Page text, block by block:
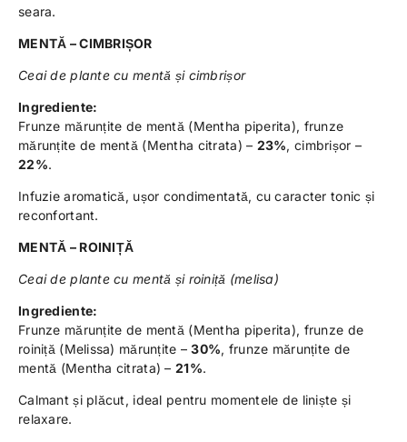
seara.
MENTĂ – CIMBRIȘOR
Ceai de plante cu mentă și cimbrișor
Ingrediente:
Frunze mărunțite de mentă (Mentha piperita), frunze
mărunțite de mentă (Mentha citrata) – 23%, cimbrișor –
22%.
Infuzie aromatică, ușor condimentată, cu caracter tonic și
reconfortant.
MENTĂ – ROINIȚĂ
Ceai de plante cu mentă și roiniță (melisa)
Ingrediente:
Frunze mărunțite de mentă (Mentha piperita), frunze de
roiniță (Melissa) mărunțite –30%, frunze mărunțite de
mentă (Mentha citrata) – 21%.
Calmant și plăcut, ideal pentru momentele de liniște și
relaxare.